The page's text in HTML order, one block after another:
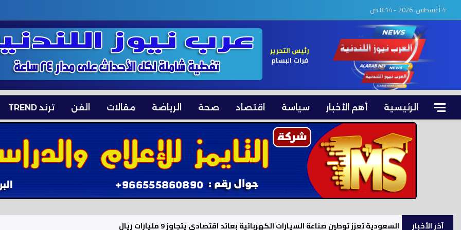
4 أغسطس، 2026 - 8:14 ص
رئيس التحرير
فرات البسام
الرئيسية أهم الأخبار سياسة اقتصاد صحة الرياضة مقالات الفن ترند TREND
آخر الأخبار السعودية تعزز توطين صناعة السيارات الكهربائية بعائد اقتصادي يتجاوز 9 مليارات ريال